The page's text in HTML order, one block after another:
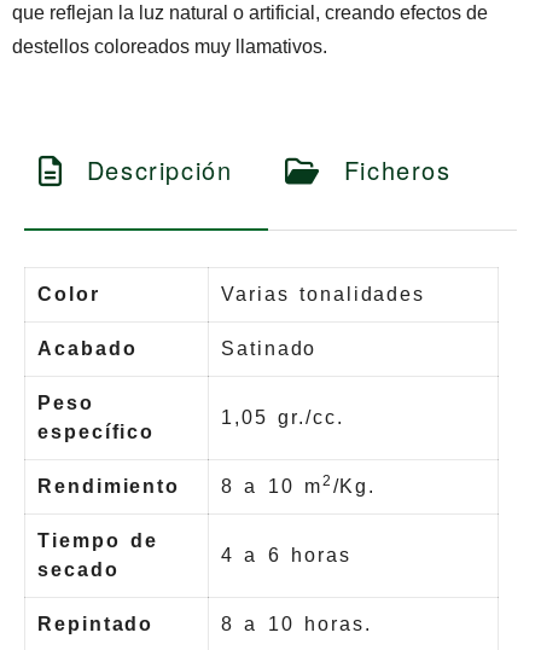
que reflejan la luz natural o artificial, creando efectos de
destellos coloreados muy llamativos.
Descripción Ficheros
Color Varias tonalidades
Acabado Satinado
Peso
específico
1,05 gr./cc.
Rendimiento 8 a 10 m2 /Kg.
Tiempo de
secado
4 a 6 horas
Repintado 8 a 10 horas.